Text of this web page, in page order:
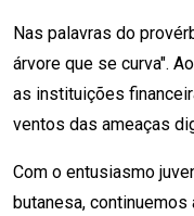
Nas palavras do
árvore que se curva".
as instituições
ventos das ameaças
Com o entusiasmo
butanesa,